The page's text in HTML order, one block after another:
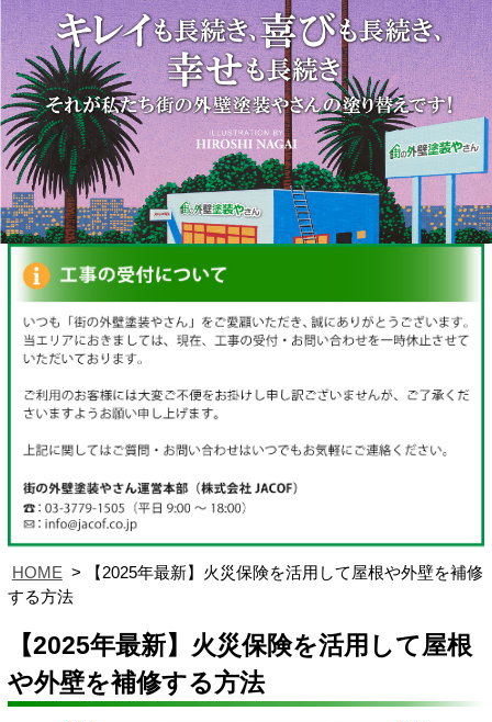
HOME
【2025年最新】火災保険を活用して屋根や外壁を補修
する方法
【2025年最新】火災保険を活用して屋根
や外壁を補修する方法